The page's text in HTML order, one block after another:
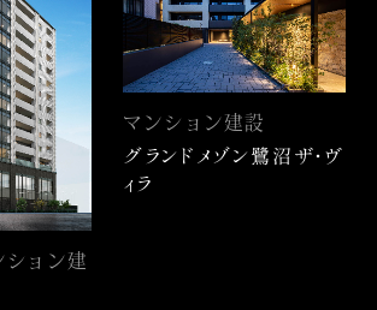
ション建
マンション建設
グランドメゾン鷺沼ザ・ヴ
ィラ